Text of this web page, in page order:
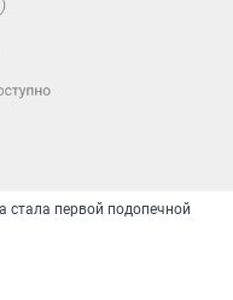
стала первой подопечной